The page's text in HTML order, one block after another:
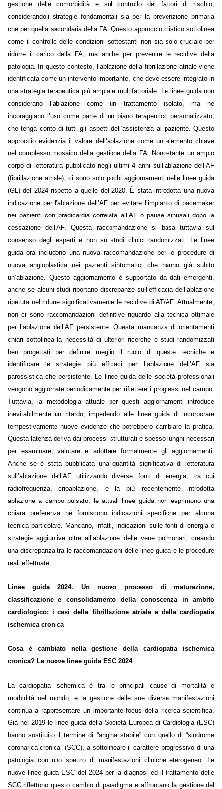
gestione delle comorbidità e sul controllo dei fattori di rischio,
considerandoli strategie fondamentali sia per la prevenzione primaria
che per quella secondaria della FA. Questo approccio olistico sottolinea
come il controllo delle condizioni sottostanti non sia solo cruciale per
ridurre il carico della FA, ma anche per prevenire le recidive della
patologia. In questo contesto, l’ablazione della fibrillazione atriale viene
identificata come un intervento importante, che deve essere integrato in
una strategia terapeutica più ampia e multifattoriale. Le linee guida non
considerano l’ablazione come un trattamento isolato, ma ne
incoraggiano l’uso come parte di un piano terapeutico personalizzato,
che tenga conto di tutti gli aspetti dell’assistenza al paziente. Questo
approccio evidenzia il valore dell’ablazione come un elemento chiave
nel complesso mosaico della gestione della FA. Nonostante un ampio
corpo di letteratura pubblicato negli ultimi 4 anni sull’ablazione dell’AF
(fibrillazione atriale), ci sono solo pochi aggiornamenti nelle linee guida
(GL) del 2024 rispetto a quelle del 2020. È stata introdotta una nuova
indicazione per l’ablazione dell’AF per evitare l’impianto di pacemaker
nei pazienti con bradicardia correlata all’AF o pause sinusali dopo la
cessazione dell’AF. Questa raccomandazione si basa tuttavia sul
consenso degli esperti e non su studi clinici randomizzati. Le linee
guida ora includono una nuova raccomandazione per le procedure di
nuova angioplastica nei pazienti sintomatici che hanno già subito
un’ablazione. Questo aggiornamento è supportato da dati emergenti,
anche se alcuni studi riportano discrepanze sull’efficacia dell’ablazione
ripetuta nel ridurre significativamente le recidive di AT/AF. Attualmente,
non ci sono raccomandazioni definitive riguardo alla tecnica ottimale
per l’ablazione dell’AF persistente. Questa mancanza di orientamenti
chiari sottolinea la necessità di ulteriori ricerche e studi randomizzati
ben progettati per definire meglio il ruolo di queste tecniche e
identificare le strategie più efficaci per l’ablazione dell’AF sia
parossistica che persistente. Le linee guida delle società professionali
vengono aggiornate periodicamente per riflettere i progressi nel campo.
Tuttavia, la metodologia attuale per questi aggiornamenti introduce
inevitabilmente un ritardo, impedendo alle linee guida di incorporare
tempestivamente nuove evidenze che potrebbero cambiare la pratica.
Questa latenza deriva dai processi strutturati e spesso lunghi necessari
per esaminare, valutare e adottare formalmente gli aggiornamenti.
Anche se è stata pubblicata una quantità significativa di letteratura
sull’ablazione dell’AF utilizzando diverse fonti di energia, tra cui
radiofrequenza, crioablazione, e la più recentemente introdotta
ablazione a campo pulsato, le attuali linee guida non esprimono una
chiara preferenza né forniscono indicazioni specifiche per alcuna
tecnica particolare. Mancano, infatti, indicazioni sulle fonti di energia e
strategie aggiuntive oltre all’ablazione delle vene polmonari, creando
una discrepanza tra le raccomandazioni delle linee guida e le procedure
reali effettuate.
Linee guida 2024. Un nuovo processo di maturazione,
classificazione e consolidamento della conoscenza in ambito
cardiologico: i casi della fibrillazione atriale e della cardiopatia
ischemica cronica
Cosa è cambiato nella gestione della cardiopatia ischemica
cronica? Le nuove linee guida ESC 2024
La cardiopatia ischemica è tra le principali cause di mortalità e
morbidità nel mondo, e la gestione delle sue diverse manifestazioni
continua a rappresentare un importante focus della ricerca scientifica.
Già nel 2019 le linee guida della Società Europea di Cardiologia (ESC)
hanno sostituito il termine di “angina stabile” con quello di “sindrome
coronarica cronica” (SCC), a sottolineare il carattere progressivo di una
patologia con uno spettro di manifestazioni cliniche eterogeneo. Le
nuove linee guida ESC del 2024 per la diagnosi ed il trattamento delle
SCC riflettono questo cambio di paradigma e affrontano la gestione del